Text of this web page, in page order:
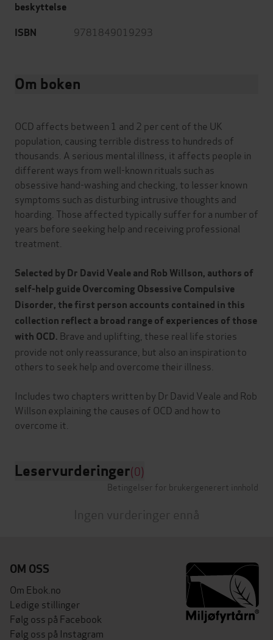
beskyttelse
ISBN 9781849019293
Om boken
OCD affects between 1 and 2 per cent of the UK
population, causing terrible distress to hundreds of
thousands. A serious mental illness, it affects people in
different ways from well-known rituals such as
obsessive hand-washing and checking, to lesser known
symptoms such as disturbing intrusive thoughts and
hoarding. Those affected typically suffer for a number of
years before seeking help and receiving professional
treatment.
Selected by Dr David Veale and Rob Willson, authors of
self-help guide Overcoming Obsessive Compulsive
Disorder, the first person accounts contained in this
collection reflect a broad range of experiences of those
with OCD. Brave and uplifting, these real life stories
provide not only reassurance, but also an inspiration to
others to seek help and overcome their illness.
Includes two chapters written by Dr David Veale and Rob
Willson explaining the causes of OCD and how to
Leservurderinger(0)
Betingelser for brukergenerert innhold
Ingen vurderinger ennå
OM OSS
Om Ebok.no
Ledige stillinger
Følg oss på Facebook
Følg oss på Instagram